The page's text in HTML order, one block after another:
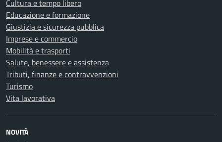
Cultura e tempo libero
Educazione e formazione
Giustizia e sicurezza pubblica
Imprese e commercio
Mobilità e trasporti
Salute, benessere e assistenza
Tributi, finanze e contravvenzioni
Turismo
Vita lavorativa
NOVITÀ